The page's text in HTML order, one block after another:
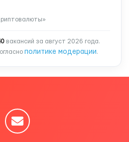
вакансий за август 2026 года.
политике модерации.